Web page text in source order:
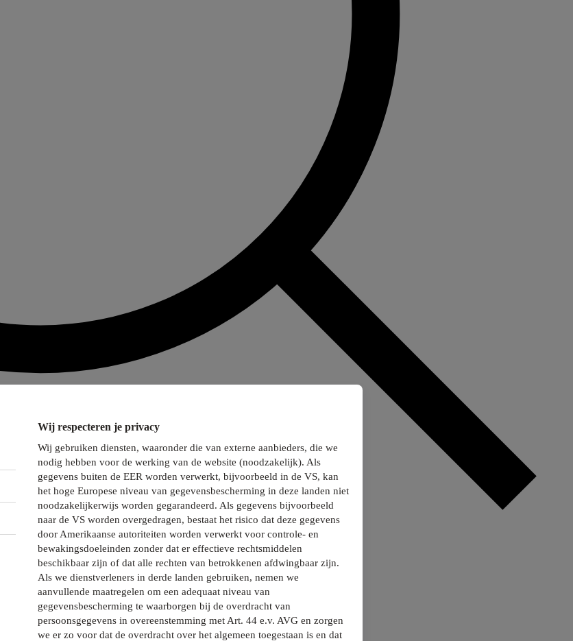
Wij respecteren je privacy
Wij gebruiken diensten, waaronder die van externe aanbieders, die we
nodig hebben voor de werking van de website (noodzakelijk). Als
gegevens buiten de EER worden verwerkt, bijvoorbeeld in de VS, kan
het hoge Europese niveau van gegevensbescherming in deze landen niet
noodzakelijkerwijs worden gegarandeerd. Als gegevens bijvoorbeeld
naar de VS worden overgedragen, bestaat het risico dat deze gegevens
door Amerikaanse autoriteiten worden verwerkt voor controle- en
bewakingsdoeleinden zonder dat er effectieve rechtsmiddelen
beschikbaar zijn of dat alle rechten van betrokkenen afdwingbaar zijn.
Als we dienstverleners in derde landen gebruiken, nemen we
aanvullende maatregelen om een adequaat niveau van
gegevensbescherming te waarborgen bij de overdracht van
persoonsgegevens in overeenstemming met Art. 44 e.v. AVG en zorgen
we er zo voor dat de overdracht over het algemeen toegestaan is en dat